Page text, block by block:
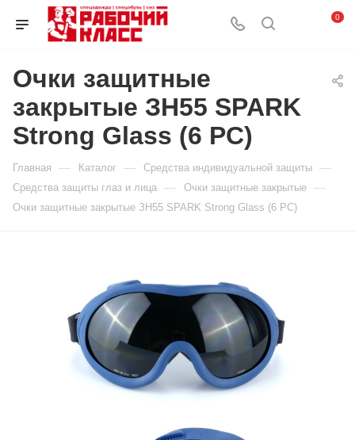
0
Очки защитные
закрытые ЗН55 SPARK
Strong Glass (6 PC)
Главная — Каталог — Средства индивидуальной защиты —
Средства защиты глаз и лица — Очки защитные закрытые —
Очки защитные закрытые ЗН55 SPARK Strong Glass (6 PC)